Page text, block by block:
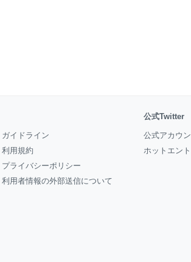
ガイドライン
利用規約
プライバシーポリシー
利用者情報の外部送信について
公式Twitter
公式アカウン
ホットエン